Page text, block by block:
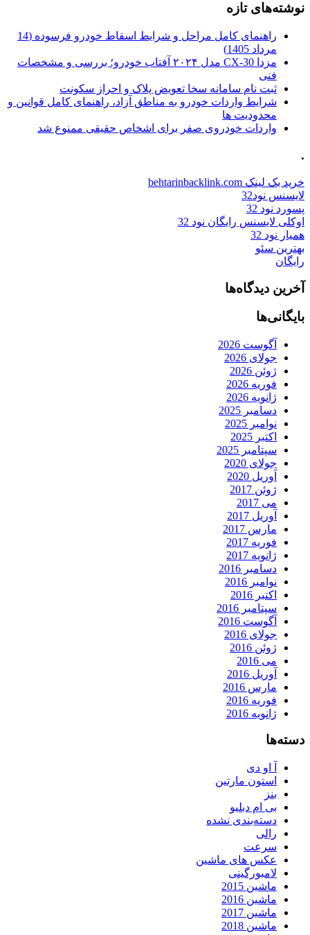
نوشته‌های تازه
راهنمای کامل مراحل و شرایط اسقاط خودرو فرسوده (14
مرداد 1405)
مزدا CX-30 مدل ۲۰۲۴ آفتاب خودرو؛ بررسی و مشخصات
فنی
ثبت نام سامانه سخا تعویض پلاک و احراز سکونت
شرایط واردات خودرو به مناطق آزاد، راهنمای کامل قوانین و
محدودیت ها
واردات خودروی صفر برای اشخاص حقیقی ممنوع شد
.
خرید بک لینک behtarinbacklink.com
لایسنس نود32
پسورد نود 32
اوکلی لایسنس رایگان نود 32
همیار نود 32
بهترین سئو
رایگان
آخرین دیدگاه‌ها
بایگانی‌ها
آگوست 2026
جولای 2026
ژوئن 2026
فوریه 2026
ژانویه 2026
دسامبر 2025
نوامبر 2025
اکتبر 2025
سپتامبر 2025
جولای 2020
آوریل 2020
ژوئن 2017
می 2017
آوریل 2017
مارس 2017
فوریه 2017
ژانویه 2017
دسامبر 2016
نوامبر 2016
اکتبر 2016
سپتامبر 2016
آگوست 2016
جولای 2016
ژوئن 2016
می 2016
آوریل 2016
مارس 2016
فوریه 2016
ژانویه 2016
دسته‌ها
آ او دی
استون مارتین
بنز
بی ام دبلیو
دسته‌بندی نشده
رالی
سرعت
عکس های ماشین
لامبورگینی
ماشین 2015
ماشین 2016
ماشین 2017
ماشین 2018